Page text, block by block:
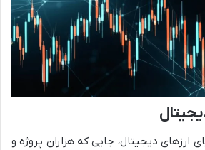
ارزهای دیجیتال، جایی که هزاران پروژه و